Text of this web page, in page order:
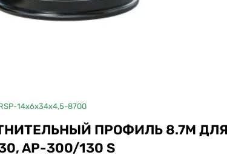
14x6x34x4,5-8700
ПРОФИЛЬ 8.7М ДЛЯ
AP-300/130 S